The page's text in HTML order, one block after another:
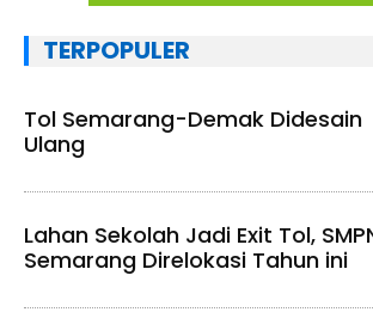
TERPOPULER
Tol Semarang-Demak Didesain
Ulang
Lahan Sekolah Jadi Exit Tol,
Semarang Direlokasi Tahun ini